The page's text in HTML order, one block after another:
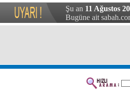
Şu an 11 Ağustos
Bugüne ait